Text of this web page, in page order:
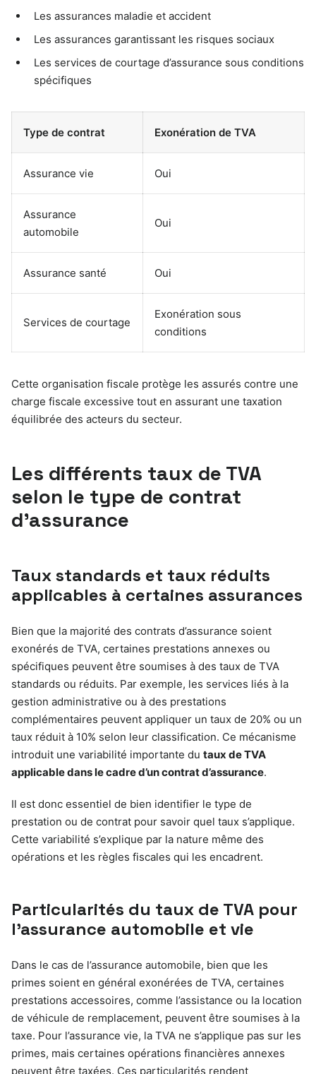
Les assurances maladie et accident
Les assurances garantissant les risques sociaux
Les services de courtage d’assurance sous conditions
spécifiques
Type de contrat Exonération de TVA
Assurance vie Oui
Assurance
automobile
Oui
Assurance santé Oui
Services de courtage
Exonération sous
conditions
Cette organisation fiscale protège les assurés contre une
charge fiscale excessive tout en assurant une taxation
équilibrée des acteurs du secteur.
Les différents taux de TVA
selon le type de contrat
d’assurance
Taux standards et taux réduits
applicables à certaines assurances
Bien que la majorité des contrats d’assurance soient
exonérés de TVA, certaines prestations annexes ou
spécifiques peuvent être soumises à des taux de TVA
standards ou réduits. Par exemple, les services liés à la
gestion administrative ou à des prestations
complémentaires peuvent appliquer un taux de 20% ou un
taux réduit à 10% selon leur classification. Ce mécanisme
introduit une variabilité importante du taux de TVA
applicable dans le cadre d’un contrat d’assurance.
Il est donc essentiel de bien identifier le type de
prestation ou de contrat pour savoir quel taux s’applique.
Cette variabilité s’explique par la nature même des
opérations et les règles fiscales qui les encadrent.
Particularités du taux de TVA pour
l’assurance automobile et vie
Dans le cas de l’assurance automobile, bien que les
primes soient en général exonérées de TVA, certaines
prestations accessoires, comme l’assistance ou la location
de véhicule de remplacement, peuvent être soumises à la
taxe. Pour l’assurance vie, la TVA ne s’applique pas sur les
primes, mais certaines opérations financières annexes
peuvent être taxées. Ces particularités rendent